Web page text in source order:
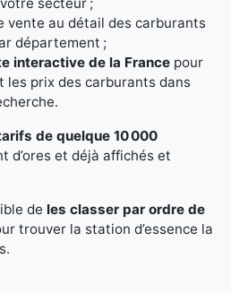
secteur ;
vente au détail des carburants
département ;
interactive de la France pour
les prix des carburants dans
de quelque 10 000
d’ores et déjà affichés et
de les classer par ordre de
trouver la station d’essence la